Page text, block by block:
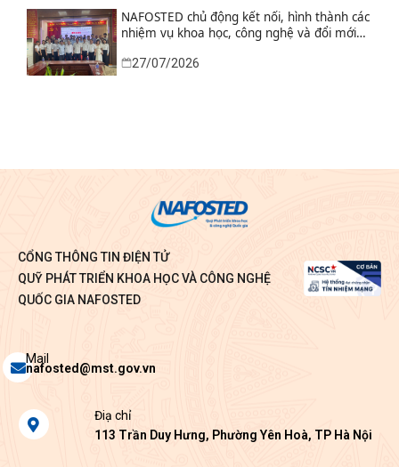
NAFOSTED chủ động kết nối, hình thành các
nhiệm vụ khoa học, công nghệ và đổi mới
Bình
27/07/2026
CỔNG THÔNG TIN ĐIỆN TỬ
QUỸ PHÁT TRIỂN KHOA HỌC VÀ CÔNG NGHỆ
QUỐC GIA NAFOSTED
Envelope
Mail
nafosted@mst.gov.vn
Map-
marker-
Điạ chỉ
113 Trần Duy Hưng, Phường Yên Hoà, TP Hà Nội